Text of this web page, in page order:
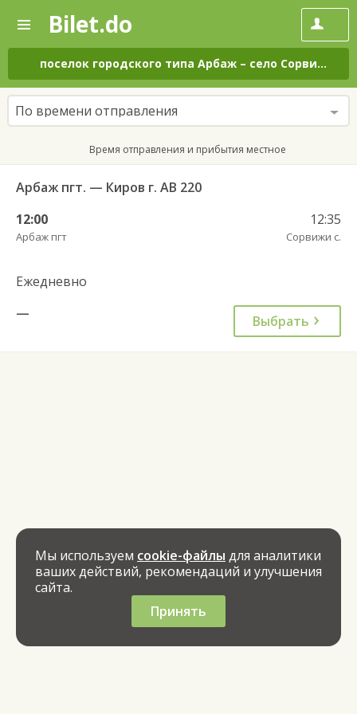
—
Поиск
и
покупка
билетов
на
автобус
онлайн
Bilet.do
поселок городского типа Арбаж – село Сорвижи
По времени отправления
Время отправления и прибытия местное
Арбаж пгт. — Киров г. АВ 220
12:00
Арбаж пгт
12:35
Сорвижи с.
Ежедневно
—
Выбрать
Мы используем cookie-файлы для аналитики
ваших действий, рекомендаций и улучшения
сайта.
Принять